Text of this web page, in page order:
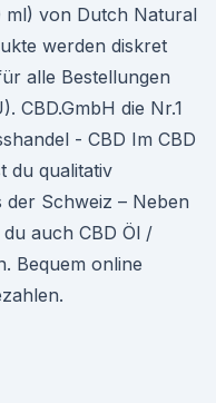
ml) von Dutch Natural
werden diskret
alle Bestellungen
CBD.GmbH die Nr.1
- CBD Im CBD
du qualitativ
Schweiz – Neben
auch CBD Öl /
Bequem online